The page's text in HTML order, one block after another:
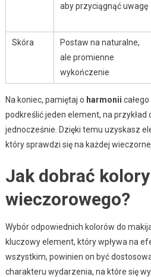
aby przyciągnąć uwagę
Skóra
Postaw na naturalne,
ale promienne
wykończenie
Na koniec, pamiętaj o harmonii
podkreślić jeden element, na przykład
jednocześnie. Dzięki temu uzyskasz
który sprawdzi się na każdej
Jak dobrać
wieczorowego?
Wybór odpowiednich kolorów do
kluczowy element, który wpływa na
wszystkim, powinien on być
charakteru wydarzenia, na które się